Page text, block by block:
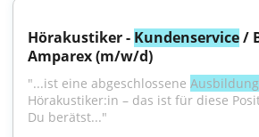
Hörakustiker - Kundenservice /
Amparex (m/w/d)
"...ist eine abgeschlossene Ausbildung
Hörakustiker:in – das ist für diese
Du berätst..."